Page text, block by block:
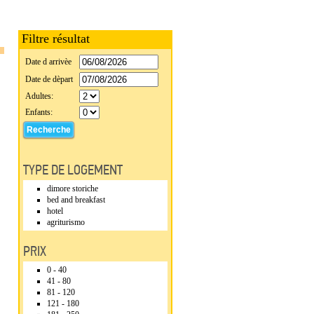
Filtre résultat
Date d arrivèe
Date de dèpart
Adultes:
Enfants:
TYPE DE LOGEMENT
dimore storiche
bed and breakfast
hotel
agriturismo
PRIX
0 - 40
41 - 80
81 - 120
121 - 180